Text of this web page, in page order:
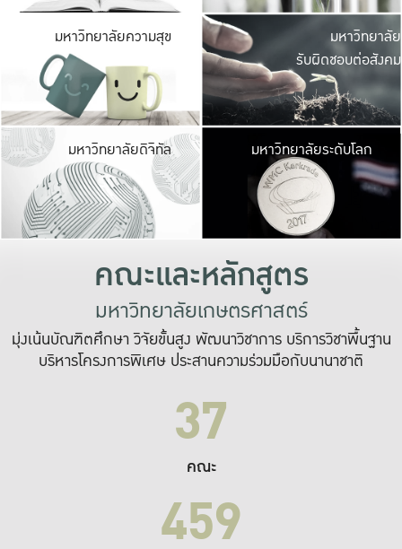
มหาวิทยาลัยความสุข มหาวิ
ค
เปิดประ
และพบเรื่องราวใ
มหาวิทยาลัย
รับผิดชอบต่อสังคม
มหาวิทยาลัยดิจิทัล มหาวิ
เปลี่ยนแปลง แล
เพื่อทำง
ระบบสารสนเทศ
มหาวิทยาลัยระดับโลก
คณะและหลักสูตร
มหาวิทยาลัยเกษตรศาสตร์
มุ่งเน้นบัณฑิตศึกษา วิจัยขั้นสูง พัฒนาวิชาการ บริการวิชาพื้นฐาน
บริหารโครงการพิเศษ ประสานความร่วมมือกับนานาชาติ
37
คณะ
459